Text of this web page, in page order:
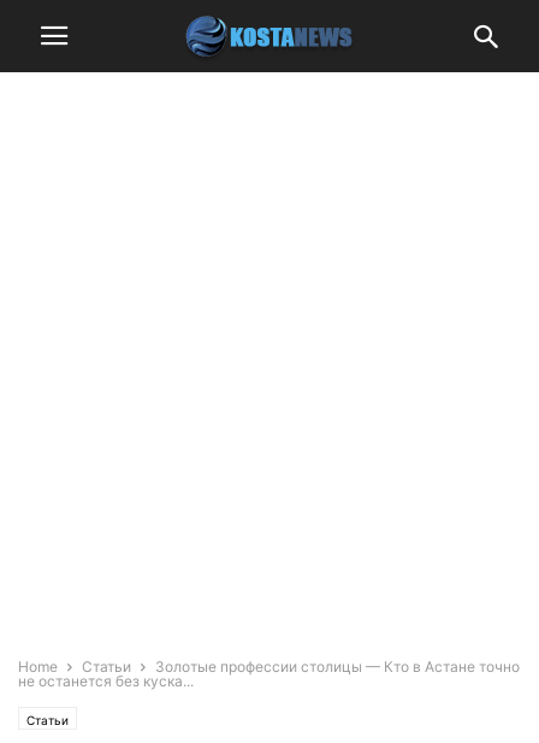
Home Статьи
Золотые профессии столицы — Кто в Астане точно
не останется без куска...
Статьи